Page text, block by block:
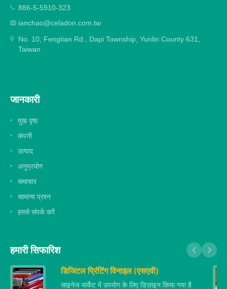
886-5-5910-323
ianchao@celadon.com.tw
No. 10, Fengtian Rd., Dapi Township, Yunlin County 631,
Taiwan
जानकारी
मुख पृष्ठ
कंपनी
उत्पाद
अनुप्रयोग
समाचार
सामान्य प्रश्न
हमसे संपर्क करें
हमारी सिफारिश
डिजिटल प्रिंटिंग विनाइल (एसएवी)
साइनेज मार्केट में उपयोग के लिए डिज़ाइन किया गया है